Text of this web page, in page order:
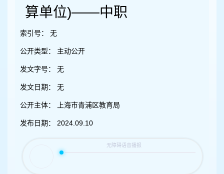
算单位)——中职
索引号： 无
公开类型： 主动公开
发文字号： 无
发文日期： 无
公开主体： 上海市青浦区教育局
发布日期： 2024.09.10